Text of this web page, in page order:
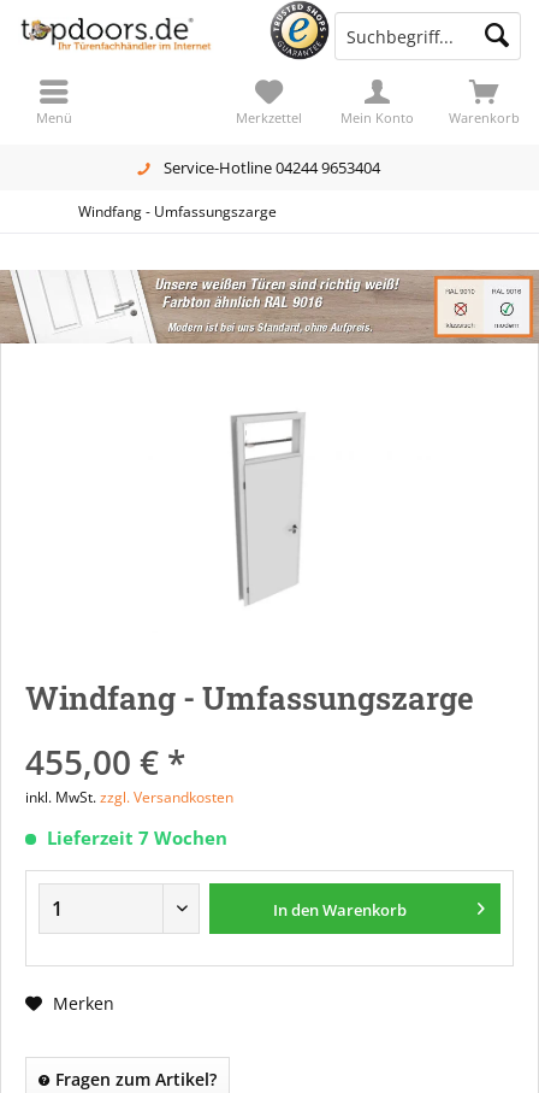
Service-Hotline 04244 9653404
Warenkorb
Merkzettel Mein Konto
Menü
Windfang - Umfassungszarge
Windfang - Umfassungszarge
455,00 € *
inkl. MwSt.zzgl. Versandkosten
Lieferzeit 7 Wochen
In denWarenkorb
Merken
Fragen zum Artikel?